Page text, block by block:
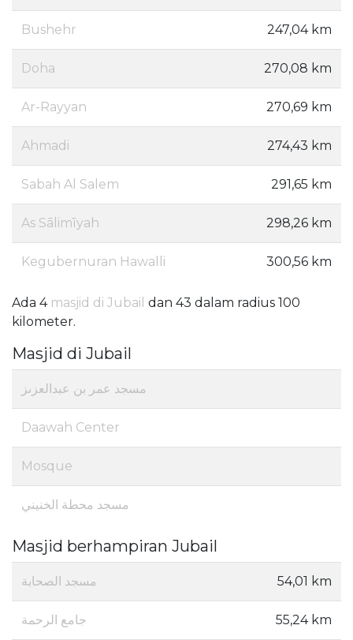
Bushehr 247,04 km
Doha 270,08 km
Ar-Rayyan 270,69 km
Ahmadi 274,43 km
Sabah Al Salem 291,65 km
As Sālimīyah 298,26 km
Kegubernuran Hawalli 300,56 km
Ada 4 masjid di Jubail dan 43 dalam radius 100
kilometer.
Masjid di Jubail
مسجد عمر بن عبدالعزىز
Daawah Center
Mosque
مسجد محطة الخنيني
Masjid berhampiran Jubail
مسجد الصحابة 54,01 km
جامع الرحمة 55,24 km